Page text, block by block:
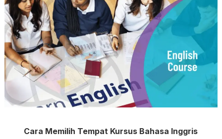
Cara Memilih Tempat Kursus Bahasa Inggris